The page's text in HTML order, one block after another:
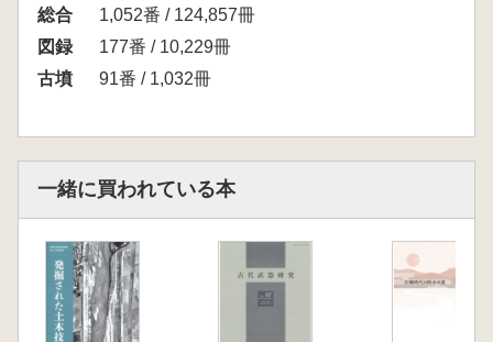
総合
1,052番 / 124,857冊
図録
177番 / 10,229冊
古墳
91番 / 1,032冊
一緒に買われている本